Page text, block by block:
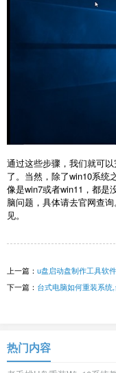
通过这些步骤，我们就可
了。当然，除了win10系统
像是win7或者win11，都是
脑问题，具体请去官网查
见。
上一篇： u盘启动盘制作工具软
下一篇： 台式电脑如何重装系
热门内容